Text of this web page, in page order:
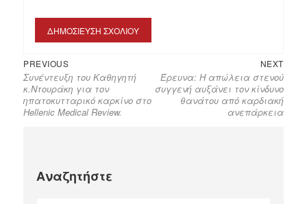
PREVIOUS
Συνέντευξη του Καθηγητή
κ.Ντουράκη για τον
ηπατοκυτταρικό καρκίνο στο
Hellenic Medical Review.
NEXT
Έρευνα: Η απώλεια στενού
συγγενή αυξάνει τον κίνδυνο
θανάτου από καρδιακή
ανεπάρκεια
Αναζητήστε